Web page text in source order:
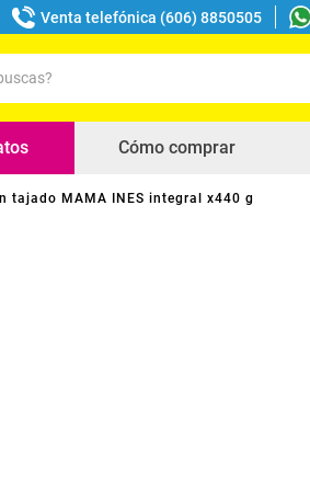
Venta telefónica (606) 8850505
Cómo comprar
tajado MAMA INES integral x440 g
buscados